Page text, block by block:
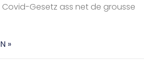
Gesetz ass net de grousse
»